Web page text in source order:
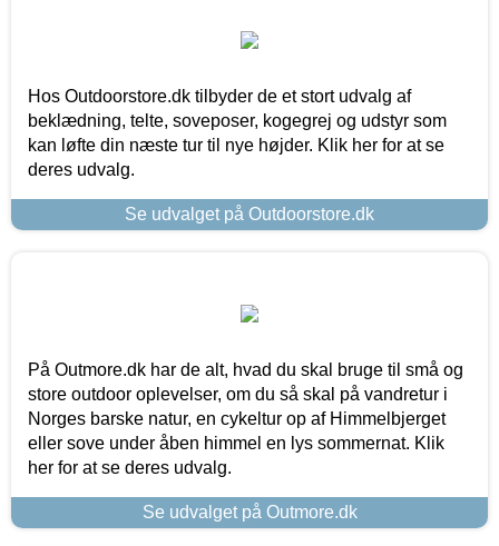
Hos Outdoorstore.dk tilbyder de et stort udvalg af
beklædning, telte, soveposer, kogegrej og udstyr som
kan løfte din næste tur til nye højder. Klik her for at se
deres udvalg.
Se udvalget på Outdoorstore.dk
På Outmore.dk har de alt, hvad du skal bruge til små og
store outdoor oplevelser, om du så skal på vandretur i
Norges barske natur, en cykeltur op af Himmelbjerget
eller sove under åben himmel en lys sommernat. Klik
her for at se deres udvalg.
Se udvalget på Outmore.dk